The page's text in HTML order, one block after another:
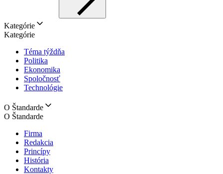
Kategórie
Kategórie
Téma týždňa
Politika
Ekonomika
Spoločnosť
Technológie
O Štandarde
O Štandarde
Firma
Redakcia
Princípy
História
Kontakty